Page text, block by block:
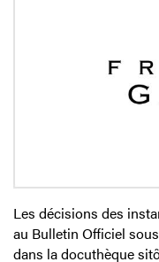
Les décisions des
au Bulletin Officiel
dans la docuthèque